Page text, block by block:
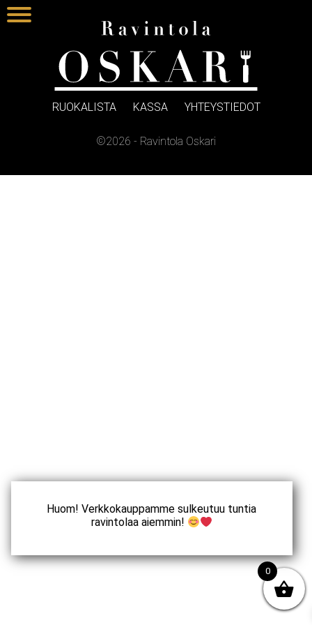
RUOKALISTA KASSA YHTEYSTIEDOT
©2026 - Ravintola Oskari
0
Huom! Verkkokauppamme sulkeutuu tuntia
ravintolaa aiemmin!